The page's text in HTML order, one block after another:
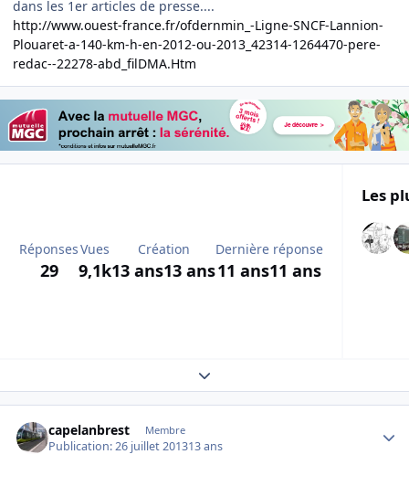
dans les 1er articles de presse....
http://www.ouest-france.fr/ofdernmin_-Ligne-SNCF-Lannion-
Plouaret-a-140-km-h-en-2012-ou-2013_42314-1264470-pere-
redac--22278-abd_filDMA.Htm
Réponses
29
Vues
9,1k
Création
13 ans13 ans
Dernière réponse
11 ans11 ans
Les
Expand topic overview
capelanbrest Membre
Publication:26 juillet 201313 ans